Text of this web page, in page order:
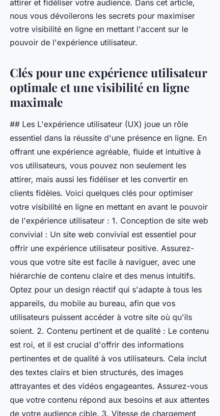
attirer et fidéliser votre audience. Dans cet article,
nous vous dévoilerons les secrets pour maximiser
votre visibilité en ligne en mettant l'accent sur le
pouvoir de l'expérience utilisateur.
Clés pour une expérience utilisateur
optimale et une visibilité en ligne
maximale
## Les L'expérience utilisateur (UX) joue un rôle
essentiel dans la réussite d'une présence en ligne. En
offrant une expérience agréable, fluide et intuitive à
vos utilisateurs, vous pouvez non seulement les
attirer, mais aussi les fidéliser et les convertir en
clients fidèles. Voici quelques clés pour optimiser
votre visibilité en ligne en mettant en avant le pouvoir
de l'expérience utilisateur : 1. Conception de site web
convivial : Un site web convivial est essentiel pour
offrir une expérience utilisateur positive. Assurez-
vous que votre site est facile à naviguer, avec une
hiérarchie de contenu claire et des menus intuitifs.
Optez pour un design réactif qui s'adapte à tous les
appareils, du mobile au bureau, afin que vos
utilisateurs puissent accéder à votre site où qu'ils
soient. 2. Contenu pertinent et de qualité : Le contenu
est roi, et il est crucial d'offrir des informations
pertinentes et de qualité à vos utilisateurs. Cela inclut
des textes clairs et bien structurés, des images
attrayantes et des vidéos engageantes. Assurez-vous
que votre contenu répond aux besoins et aux attentes
de votre audience cible. 3. Vitesse de chargement